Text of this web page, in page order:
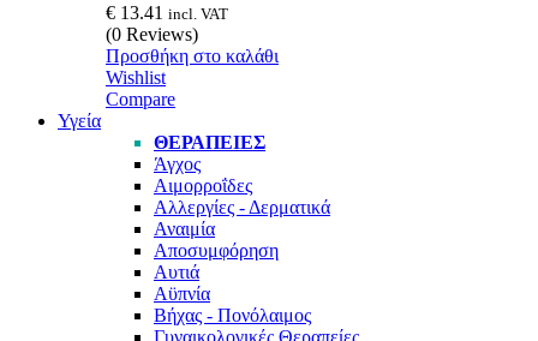
€ 13.41 incl. VAT
(0 Reviews)
Προσθήκη στο καλάθι
Wishlist
Compare
Υγεία
ΘΕΡΑΠΕΊΕΣ
Άγχος
Αιμορροΐδες
Αλλεργίες - Δερματικά
Αναιμία
Αποσυμφόρηση
Αυτιά
Αϋπνία
Βήχας - Πονόλαιμος
Γυναικολογικές Θεραπείες